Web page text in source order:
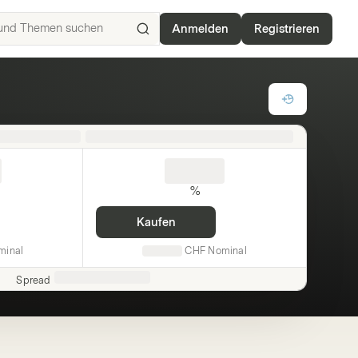
ISIN,
Basiswerte,
Anmelden Registrieren
%
Kaufen
CHF Nominal
Spread